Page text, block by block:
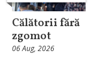
Călătorii fără
zgomot
06 Aug, 2026